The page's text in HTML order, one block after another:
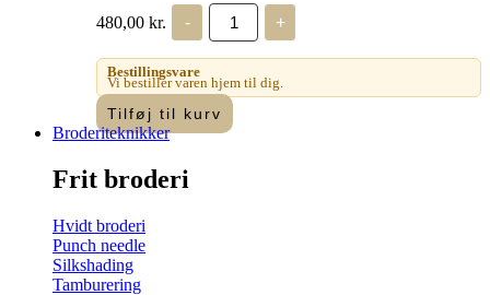
480,00 kr. -
Haandarbejdets
Fremme
-
Tusindfryd
pude
VO
antal
+
Bestillingsvare
Vi bestiller varen hjem til dig.
Tilføj til kurv
Broderiteknikker
Frit broderi
Hvidt broderi
Punch needle
Silkshading
Tamburering